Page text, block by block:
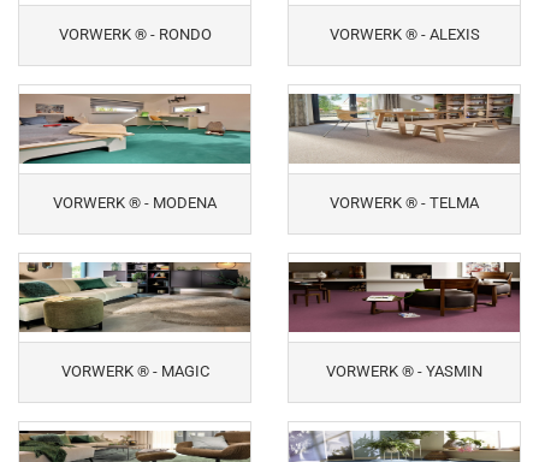
VORWERK ® - RONDO VORWERK ® - ALEXIS
VORWERK ® - MODENA VORWERK ® - TELMA
VORWERK ® - MAGIC VORWERK ® - YASMIN